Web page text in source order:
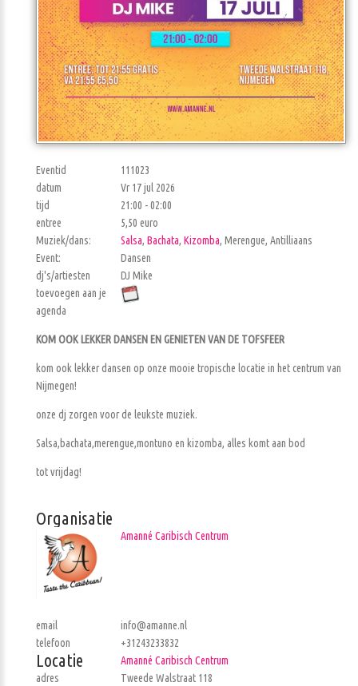
Eventid
111023
datum
Vr 17 jul 2026
tijd
21:00 - 02:00
entree
5,50 euro
Muziek/dans:
Salsa, Bachata, Kizomba, Merengue, Antilliaans
Event:
Dansen
dj's/artiesten
DJ Mike
toevoegen aan je
agenda
KOM OOK LEKKER DANSEN EN GENIETEN VAN DE TOFSFEER
kom ook lekker dansen op onze mooie tropische locatie in het centrum van
Nijmegen!
onze dj zorgen voor de leukste muziek.
Salsa,bachata,merengue,montuno en kizomba, alles komt aan bod
tot vrijdag!
Organisatie
Amanné Caribisch Centrum
email
info@amanne.nl
telefoon
+31243233832
Locatie
Amanné Caribisch Centrum
adres
Tweede Walstraat 118